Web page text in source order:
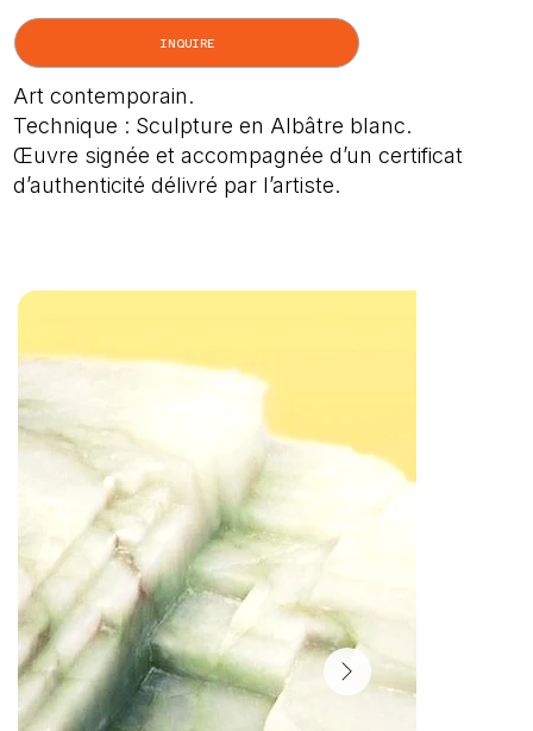
INQUIRE
Art contemporain.
Technique : Sculpture en Albâtre blanc.
Œuvre signée et accompagnée d’un certificat
d’authenticité délivré par l’artiste.